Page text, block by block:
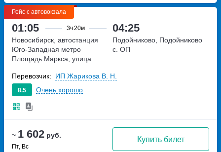
Рейс с автовокзала
01:05 3ч20м 04:25
~ 1 602 руб.
Пт, Вс
Купить билет
Новосибирск, автостанция
Юго-Западная метро
Площадь Маркса, улица
Подойниково, Подойниково
с. ОП
8.5 Очень хорошо
Перевозчик: ИП Жарикова В. Н.